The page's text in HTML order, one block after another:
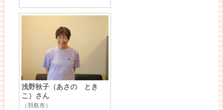
浅野秋子（あさの とき
こ）さん
（羽島市）